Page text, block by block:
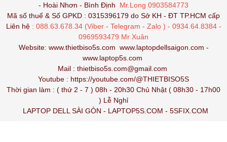
- Hoài Nhơn - Bình Định
Mr.Long 0903584773
Mã số thuế & Số GPKD : 0315396179 do Sở KH - ĐT TP.HCM cấp
Liên hệ : 088.63.678.34 (Viber - Telegram - Zalo ) - 0934.64.8384 -
0969593479 Mr Xuân
Website: www.thietbiso5s.com www.laptopdellsaigon.com -
www.laptop5s.com
Mail : thietbiso5s.com@gmail.com
Youtube : https://youtube.com/@THIETBISO5S
Thời gian làm : ( thứ 2 - 7 ) 08h - 20h30 Chủ Nhật ( 08h30 - 17h00
) Lễ Nghỉ
LAPTOP DELL SÀI GÒN - LAPTOP5S.COM - 5SFIX.COM